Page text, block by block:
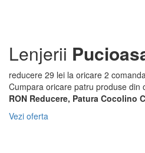
Lenjerii
reducere 29 lei la oricare 2
Cumpara oricare patru produse din
RON Reducere, Patura Cocolino
Vezi oferta